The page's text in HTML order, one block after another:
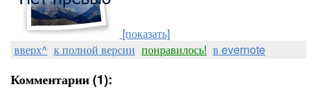
[показать]
вверх^ к полной версии понравилось! в evernote
Комментарии (1):